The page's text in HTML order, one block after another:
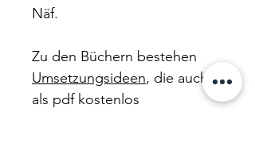
Näf.
Zu den Büchern bestehen
Umsetzungsideen, die auch
als pdf kostenlos